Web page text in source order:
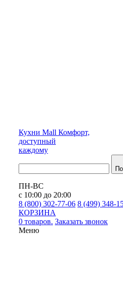
Кухни Mall Комфорт,
доступный
каждому
ПН-ВС
с 10:00 до 20:00
8 (800) 302-77-06 8 (499) 348-
КОРЗИНА
0 товаров. Заказать звонок
Меню